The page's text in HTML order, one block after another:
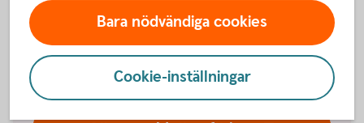
Ligger efter med fakturor eller räkningar? Med en
saldoöverföring kan du föra över pengarna från ditt
kreditkort till ett konto, för att sedan betala tillbaka
pengarna med ränta.
Bara nödvändiga cookies
Cookie-inställningar